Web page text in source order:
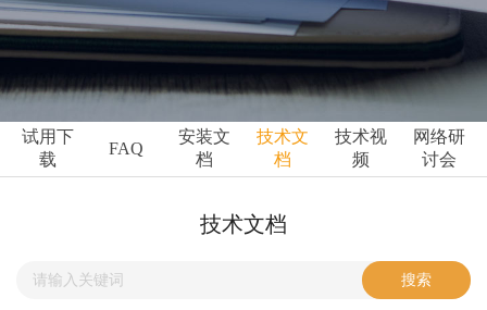
公司简介
发展历程
企业文化
ARM
Ansys
Perforce
亿道动态
市场活动
技术文档
试用下
载
FAQ
安装文
档
技术文
档
技术视
频
网络研
讨会
技术文档